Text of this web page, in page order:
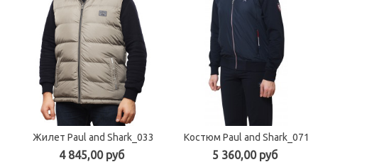
Жилет Paul and Shark_033
4 845,00 руб
Костюм Paul and Shark_071
5 360,00 руб